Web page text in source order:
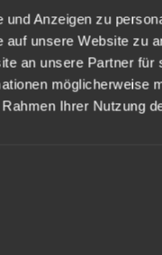
Anzeigen zu
auf unsere Website zu
an unsere Partner
möglicherweise
Ihrer Nutzung